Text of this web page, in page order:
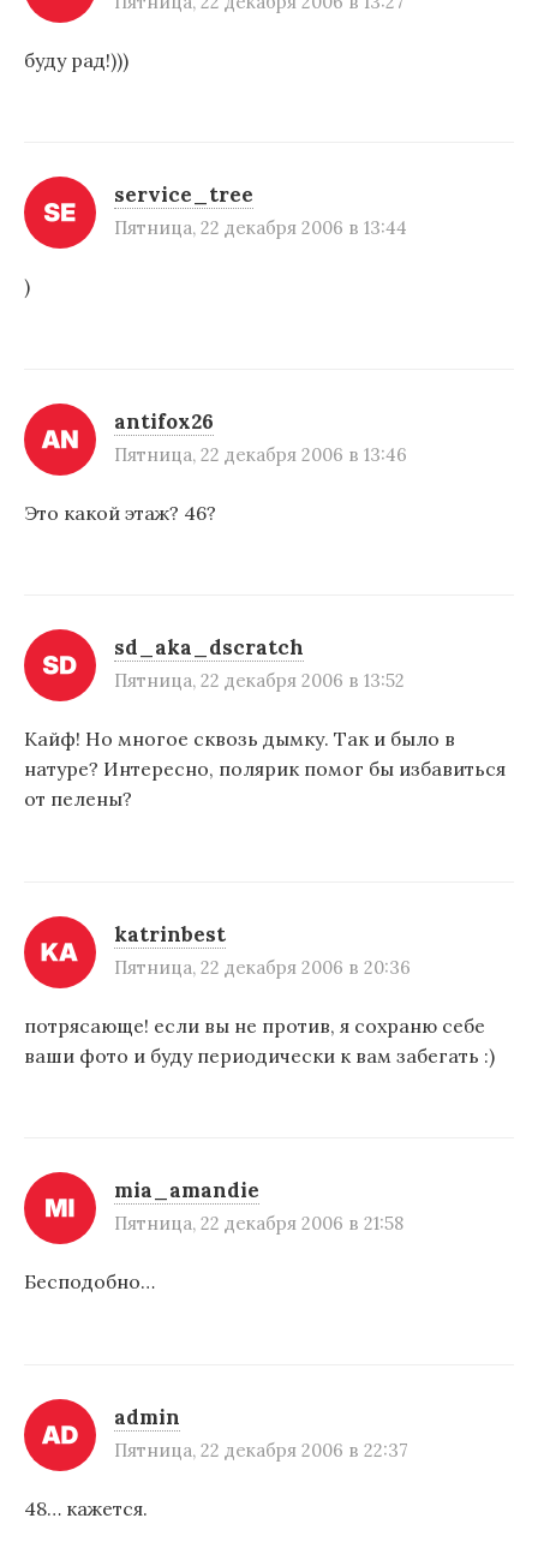
буду рад!)))
service_tree
Пятница, 22 декабря 2006 в 13:44
)
antifox26
Пятница, 22 декабря 2006 в 13:46
Это какой этаж? 46?
sd_aka_dscratch
Пятница, 22 декабря 2006 в 13:52
Кайф! Но многое сквозь дымку. Так и было в
натуре? Интересно, полярик помог бы избавиться
от пелены?
katrinbest
Пятница, 22 декабря 2006 в 20:36
потрясающе! если вы не против, я сохраню себе
ваши фото и буду периодически к вам забегать :)
mia_amandie
Пятница, 22 декабря 2006 в 21:58
Бесподобно…
admin
Пятница, 22 декабря 2006 в 22:37
48… кажется.